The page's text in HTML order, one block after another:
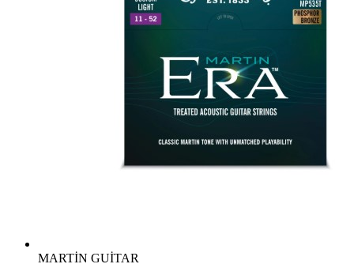
MARTİN GUİTAR